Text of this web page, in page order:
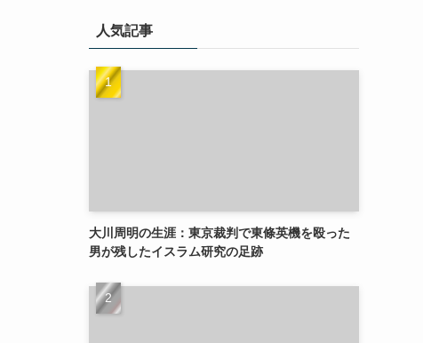
人気記事
大川周明の生涯：東京裁判で東條英機を殴った
男が残したイスラム研究の足跡